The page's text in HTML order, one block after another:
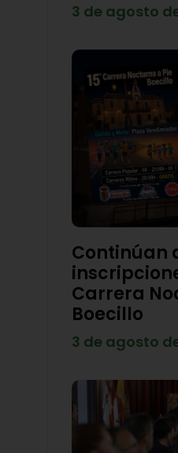
3 de agosto
Continúan
Carrera
Boecillo
3 de agosto